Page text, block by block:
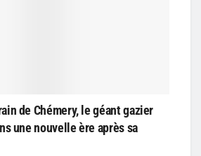
de Chémery, le géant gazier
une nouvelle ère après sa